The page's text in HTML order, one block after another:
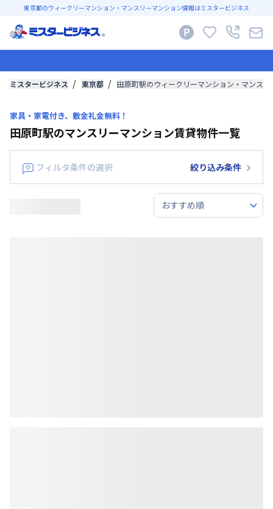
東京都のウィークリーマンション・マンスリーマンション情報はミスタービジネス
ミスタービジネス 東京都 田原町駅のウィークリーマンション・マンス
家具・家電付き、敷金礼金無料！
田原町駅のマンスリーマンション賃貸物件一覧
フィルタ条件の選択 絞り込み条件